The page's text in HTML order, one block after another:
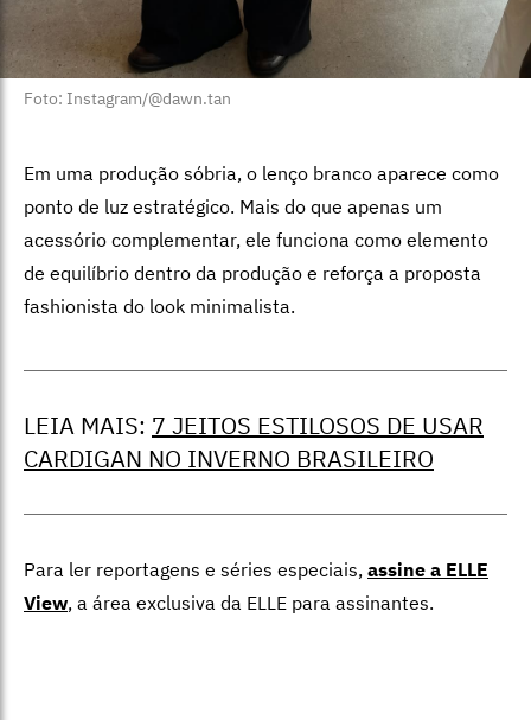
Foto: Instagram/@dawn.tan
Em uma produção sóbria, o lenço branco aparece como
ponto de luz estratégico. Mais do que apenas um
acessório complementar, ele funciona como elemento
de equilíbrio dentro da produção e reforça a proposta
fashionista do look minimalista.
LEIA MAIS: 7 JEITOS ESTILOSOS DE USAR
CARDIGAN NO INVERNO BRASILEIRO
Para ler reportagens e séries especiais, assine a ELLE
View, a área exclusiva da ELLE para assinantes.